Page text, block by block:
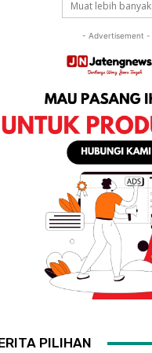
Muat lebih banyak
- Advertisement -
PILIHAN